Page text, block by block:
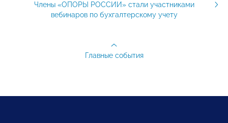
Члены «ОПОРЫ РОССИИ» стали участниками
вебинаров по бухгалтерскому учету
Главные события